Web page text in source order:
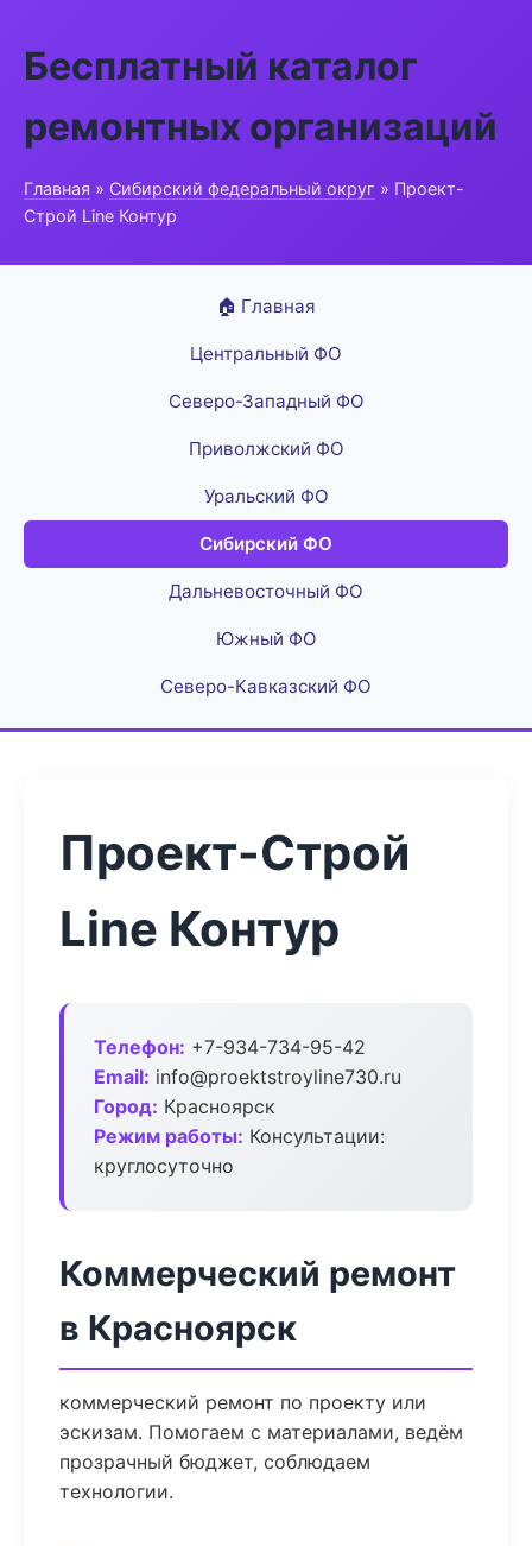
Бесплатный каталог
ремонтных организаций
Главная » Сибирский федеральный округ » Проект-
Строй Line Контур
🏠 Главная
Центральный ФО
Северо-Западный ФО
Приволжский ФО
Уральский ФО
Сибирский ФО
Дальневосточный ФО
Южный ФО
Северо-Кавказский ФО
Проект-Строй
Line Контур
Телефон: +7-934-734-95-42
Email: info@proektstroyline730.ru
Город: Красноярск
Режим работы: Консультации:
круглосуточно
Коммерческий ремонт
в Красноярск
коммерческий ремонт по проекту или
эскизам. Помогаем с материалами, ведём
прозрачный бюджет, соблюдаем
технологии.